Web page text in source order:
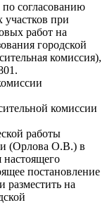
согласованию
при
работ на
городской
комиссия),
комиссии
работы
(Орлова О.В.) в
настоящего
постановление
разместить на